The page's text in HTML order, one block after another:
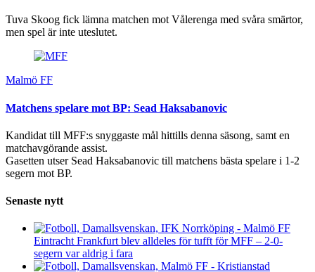
Tuva Skoog fick lämna matchen mot Vålerenga med svåra smärtor,
men spel är inte uteslutet.
Malmö FF
Matchens spelare mot BP: Sead Haksabanovic
Kandidat till MFF:s snyggaste mål hittills denna säsong, samt en
matchavgörande assist.
Gasetten utser Sead Haksabanovic till matchens bästa spelare i 1-2
segern mot BP.
Senaste nytt
Eintracht Frankfurt blev alldeles för tufft för MFF – 2-0-
segern var aldrig i fara